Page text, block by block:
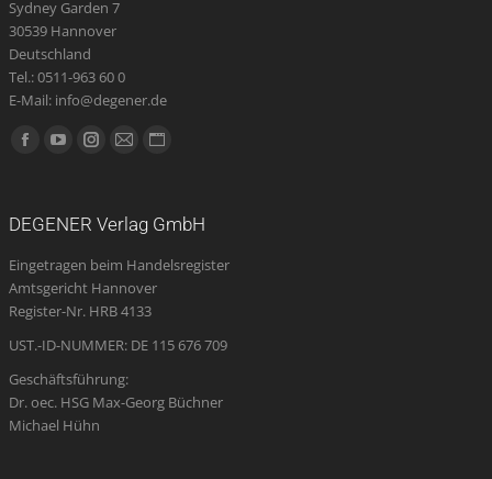
Sydney Garden 7
30539 Hannover
Deutschland
Tel.: 0511-963 60 0
E-Mail: info@degener.de
Finden Sie uns auf:
Facebook
new
window
YouTube
new
window
Instagram
new
window
E-
opens
in
new
Website
new
DEGENER Verlag GmbH
Eingetragen beim Handelsregister
Amtsgericht Hannover
Register-Nr. HRB 4133
UST.-ID-NUMMER: DE 115 676 709
Geschäftsführung:
Dr. oec. HSG Max-Georg Büchner
Michael Hühn